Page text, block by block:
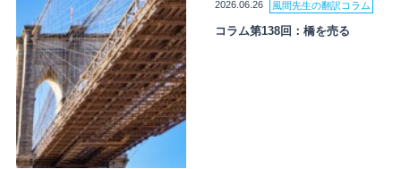
2026.06.26 風間先生の翻訳コラム
コラム第138回：橋を売る